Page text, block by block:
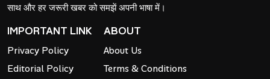
साथ और हर जरूरी खबर को समझें अपनी भाषा में।
IMPORTANT LINK
Privacy Policy
Editorial Policy
ABOUT
About Us
Terms & Conditions